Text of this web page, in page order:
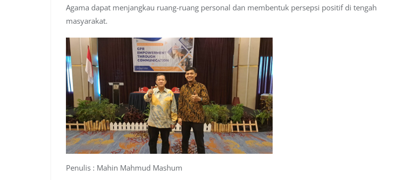
Agama dapat menjangkau ruang-ruang personal dan membentuk persepsi positif di tengah
masyarakat.
Penulis : Mahin Mahmud Mashum